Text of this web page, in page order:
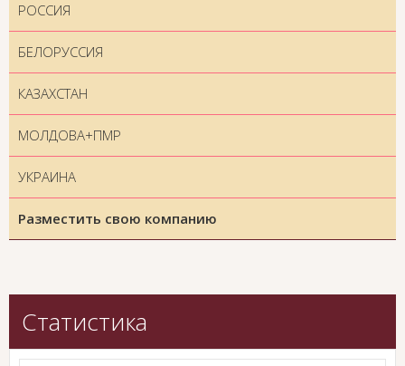
РОССИЯ
БЕЛОРУССИЯ
КАЗАХСТАН
МОЛДОВА+ПМР
УКРАИНА
Разместить свою компанию
Статистика